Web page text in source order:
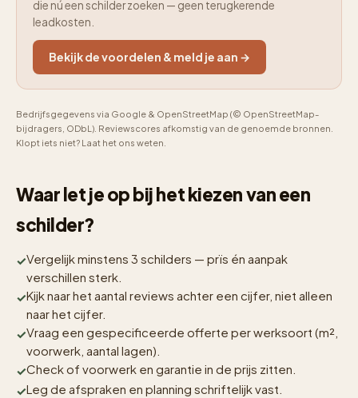
die nú een schilder zoeken — geen terugkerende
leadkosten.
Bekijk de voordelen & meld je aan →
Bedrijfsgegevens via Google & OpenStreetMap (© OpenStreetMap-
bijdragers, ODbL). Reviewscores afkomstig van de genoemde bronnen.
Klopt iets niet? Laat het ons weten.
Waar let je op bij het kiezen van een
schilder?
Vergelijk minstens 3 schilders — prïs én aanpak
verschillen sterk.
Kijk naar het aantal reviews achter een cijfer, niet alleen
naar het cijfer.
Vraag een gespecificeerde offerte per werksoort (m²,
voorwerk, aantal lagen).
Check of voorwerk en garantie in de prijs zitten.
Leg de afspraken en planning schriftelijk vast.